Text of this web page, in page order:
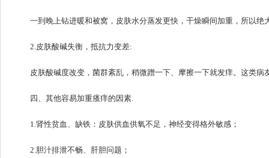
一到晚上钻进暖和被窝，皮肤水分蒸发更快，干燥瞬间加重，所以
2.皮肤酸碱失衡，抵抗力变差:
皮肤酸碱度改变，菌群紊乱，稍微蹭一下、摩擦一下就发痒。这类
四、其他容易加重瘙痒的因素.
1.肾性贫血、缺铁：皮肤供血供氧不足，神经变得格外敏感；
2.胆汁排泄不畅、肝胆问题；